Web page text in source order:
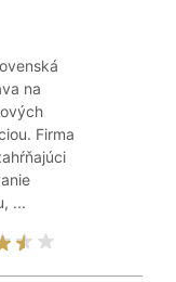
na
Firma
...